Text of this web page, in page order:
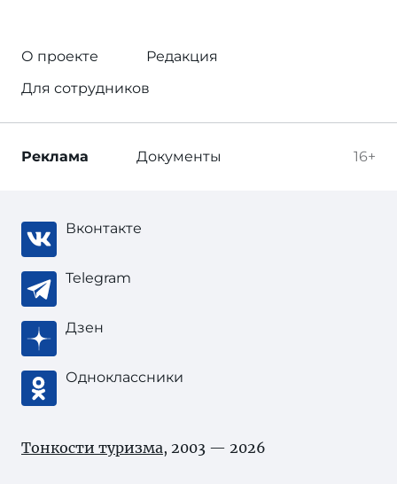
О проекте
Редакция
Для сотрудников
16+
Реклама Документы
Вконтакте
Telegram
Дзен
Одноклассники
Тонкости туризма, 2003 — 2026